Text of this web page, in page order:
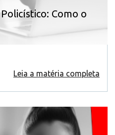
Como o
Leia a matéria completa